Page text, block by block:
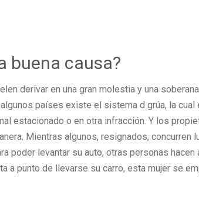
buena causa?
derivar en una gran molestia y una
países existe el sistema d grúa, la
estacionado o en otra infracción. Y los
Mientras algunos, resignados, concurren
poder levantar su auto, otras personas hacen
a punto de llevarse su carro, esta mujer se